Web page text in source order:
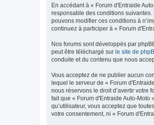
En accédant à « Forum d'Entraide
responsable des conditions suivantes.
pouvons modifier ces conditions à
continuez à participer à « Forum
Nos forums sont développés par
peut être téléchargé sur le site de
conduite et du contenu que nous
Vous acceptez de ne publier aucun
lequel le serveur de « Forum
nous réservons le droit d’avertir votre
fait que « Forum d'Entraide Auto-Moto
qu’utilisateur, vous acceptez que
votre consentement, ni « Forum